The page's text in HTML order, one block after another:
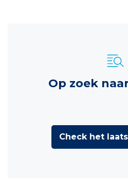
Op zoek
Check het